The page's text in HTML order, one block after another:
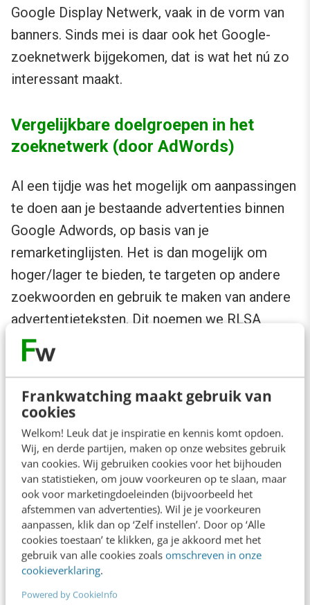
Frankwatching maakt gebruik van
cookies
Welkom! Leuk dat je inspiratie en kennis komt opdoen.
Wij, en derde partijen, maken op onze websites gebruik
van cookies. Wij gebruiken cookies voor het bijhouden
van statistieken, om jouw voorkeuren op te slaan, maar
ook voor marketingdoeleinden (bijvoorbeeld het
afstemmen van advertenties). Wil je je voorkeuren
aanpassen, klik dan op ‘Zelf instellen’. Door op ‘Alle
cookies toestaan’ te klikken, ga je akkoord met het
gebruik van alle cookies zoals omschreven in onze
cookieverklaring.
Powered by CookieInfo
Google Display Netwerk, vaak in de vorm van
banners. Sinds mei is daar ook het Google-
zoeknetwerk bijgekomen, dat is wat het nú zo
interessant maakt.
Vergelijkbare doelgroepen in het
zoeknetwerk (door AdWords)
Al een tijdje was het mogelijk om aanpassingen
te doen aan je bestaande advertenties binnen
Google Adwords, op basis van je
remarketinglijsten. Het is dan mogelijk om
hoger/lager te bieden, te targeten op andere
zoekwoorden en gebruik te maken van andere
advertentieteksten. Dit noemen we RLSA
(remarketinglijsten voor zoekadvertenties). Dit
geeft al een enorme nieuwe dimensie aan de
kosten/opbrengsten-verhouding van je
campagne. Het is algemeen bekend dat een
bezoeker vaker terugkomt op een website,
voordat hij of zij overgaat tot een conversie.
Door RLSA goed in te zetten kun je een
enorme positieve boost geven aan het
rendement van jouw campagne.
Door de nieuwe functionaliteit is het ook
mogelijk om alle mogelijkheden, aparte